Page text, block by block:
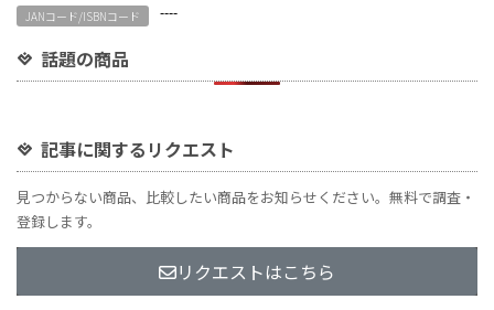
JANコード/ISBNコード ----
話題の商品
記事に関するリクエスト
見つからない商品、比較したい商品をお知らせください。無料で調査・
登録します。
リクエストはこちら